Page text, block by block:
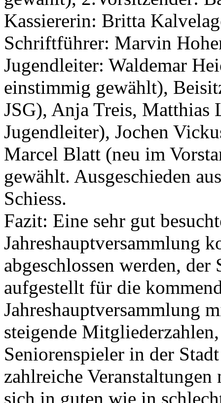
Kassiererin: Britta
Schriftführer: Marvin
Jugendleiter: Waldemar
einstimmig gewählt),
JSG), Anja Treis, Matthias
Jugendleiter), Jochen
Marcel Blatt (neu im
gewählt. Ausgeschieden
Schiess.
Fazit: Eine sehr gut
Jahreshauptversammlung
abgeschlossen werden,
aufgestellt für die
Jahreshauptversammlung
steigende
Seniorenspieler in der
zahlreiche
sich in guten wie in